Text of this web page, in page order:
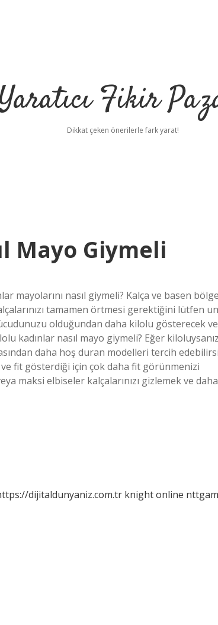
Fikir
Dikkat çeken önerilerle fark yarat!
Mayo Giymeli
mayolarını nasıl giymeli? Kalça ve basen
tamamen örtmesi gerektiğini lütfen
olduğundan daha kilolu gösterecek ve
kadınlar nasıl mayo giymeli? Eğer
daha hoş duran modelleri tercih
fit gösterdiği için çok daha fit görünmenizi
maksi elbiseler kalçalarınızı gizlemek ve
dijitaldunyaniz.com.tr knight online